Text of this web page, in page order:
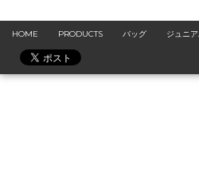
HOME PRODUCTS バッグ ジュニ